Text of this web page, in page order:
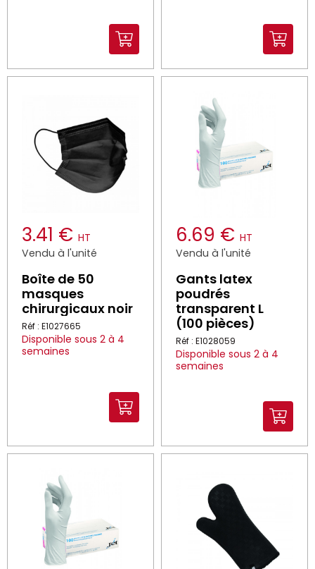
3.41 € HT
Vendu à l'unité
Boîte de 50
masques
chirurgicaux noir
Réf : E1027665
Disponible sous 2 à 4
semaines
6.69 € HT
Vendu à l'unité
Gants latex
poudrés
transparent L
(100 pièces)
Réf : E1028059
Disponible sous 2 à 4
semaines